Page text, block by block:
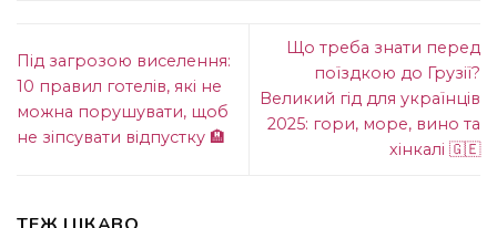
Під загрозою виселення:
10 правил готелів, які не
можна порушувати, щоб
не зіпсувати відпустку 🏨
Що треба знати перед
поїздкою до Грузії?
Великий гід для українців
2025: гори, море, вино та
хінкалі 🇬🇪